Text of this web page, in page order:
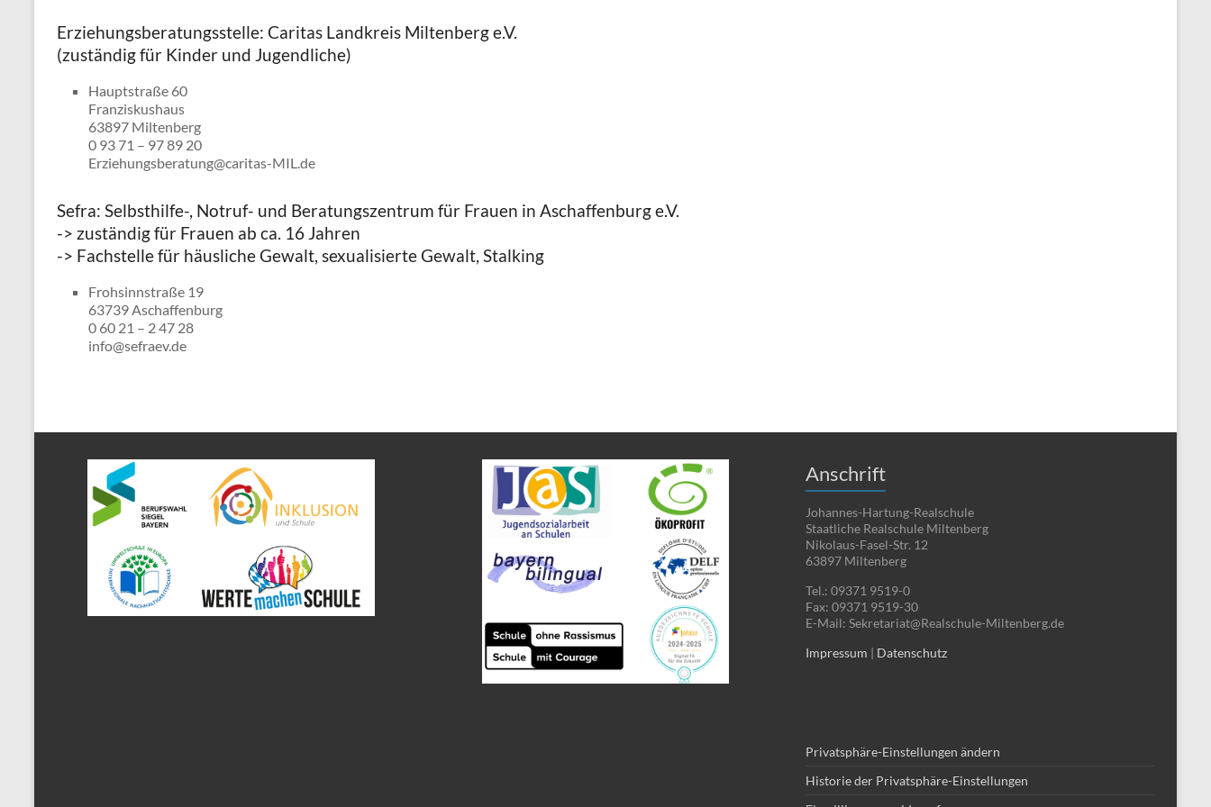
Erziehungsberatungsstelle: Caritas Landkreis Miltenberg e.V.
(zuständig für Kinder und Jugendliche)
Hauptstraße 60
Franziskushaus
63897 Miltenberg
0 93 71 – 97 89 20
Erziehungsberatung@caritas-MIL.de
Sefra: Selbsthilfe-, Notruf- und Beratungszentrum für Frauen in Aschaffenburg e.V.
-> zuständig für Frauen ab ca. 16 Jahren
-> Fachstelle für häusliche Gewalt, sexualisierte Gewalt, Stalking
Frohsinnstraße 19
63739 Aschaffenburg
0 60 21 – 2 47 28
info@sefraev.de
Anschrift
Johannes-Hartung-Realschule
Staatliche Realschule Miltenberg
Nikolaus-Fasel-Str. 12
63897 Miltenberg
Tel.: 09371 9519-0
Fax: 09371 9519-30
E-Mail: Sekretariat@Realschule-Miltenberg.de
Impressum | Datenschutz
Privatsphäre-Einstellungen ändern
Historie der Privatsphäre-Einstellungen